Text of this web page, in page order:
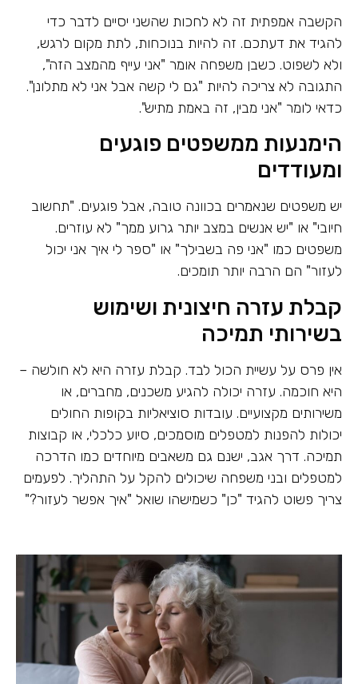
הקשבה אמפתית זה לא לחכות שהשני יסיים לדבר כדי
להגיד את דעתכם. זה להיות בנוכחות, לתת מקום לרגש,
ולא לשפוט. כשבן משפחה אומר "אני עייף מהמצב הזה",
התגובה לא צריכה להיות "גם לי קשה אבל אני לא מתלונן".
כדאי לומר "אני מבין, זה באמת מתיש".
הימנעות ממשפטים פוגעים
ומעודדים
יש משפטים שנאמרים בכוונה טובה, אבל פוגעים. "תחשוב
חיובי" או "יש אנשים במצב יותר גרוע ממך" לא עוזרים.
משפטים כמו "אני פה בשבילך" או "ספר לי איך אני יכול
לעזור" הם הרבה יותר תומכים.
קבלת עזרה חיצונית ושימוש
בשירותי תמיכה
אין פרס על עשיית הכול לבד. קבלת עזרה היא לא חולשה –
היא חוכמה. עזרה יכולה להגיע משכנים, מחברים, או
משירותים מקצועיים. עובדות סוציאליות בקופות החולים
יכולות להפנות למטפלים מוסמכים, סיוע כלכלי, או קבוצות
תמיכה. דרך אגב, ישנם גם משאבים מיוחדים כמו הדרכה
למטפלים ובני משפחה שיכולים להקל על התהליך. לפעמים
צריך פשוט להגיד "כן" כשמישהו שואל "איך אפשר לעזור?"